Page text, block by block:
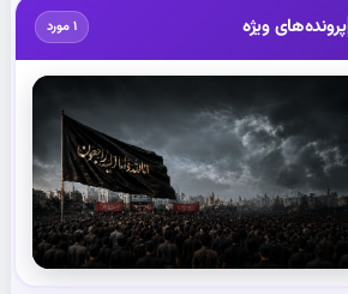
پرونده‌های ویژه 1 مورد